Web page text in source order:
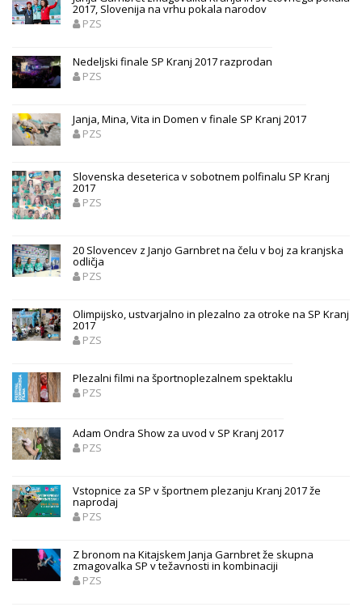
2017, Slovenija na vrhu pokala narodov
PZS
Nedeljski finale SP Kranj 2017 razprodan
PZS
Janja, Mina, Vita in Domen v finale SP Kranj 2017
PZS
Slovenska deseterica v sobotnem polfinalu SP Kranj
2017
PZS
20 Slovencev z Janjo Garnbret na čelu v boj za kranjska
odličja
PZS
Olimpijsko, ustvarjalno in plezalno za otroke na SP Kranj
2017
PZS
Plezalni filmi na športnoplezalnem spektaklu
PZS
Adam Ondra Show za uvod v SP Kranj 2017
PZS
Vstopnice za SP v športnem plezanju Kranj 2017 že
naprodaj
PZS
Z bronom na Kitajskem Janja Garnbret že skupna
zmagovalka SP v težavnosti in kombinaciji
PZS